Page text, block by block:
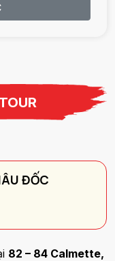
ĐỐC
82 – 84 Calmette,